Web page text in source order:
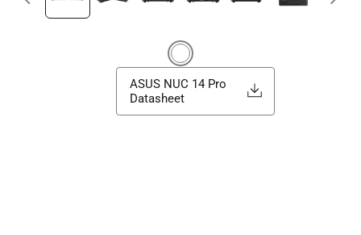
ASUS NUC 14 Pro
Datasheet